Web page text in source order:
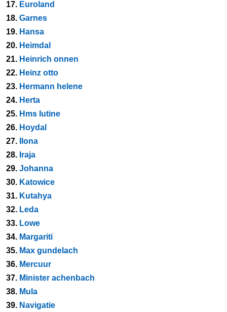
17. Euroland
18. Garnes
19. Hansa
20. Heimdal
21. Heinrich onnen
22. Heinz otto
23. Hermann helene
24. Herta
25. Hms lutine
26. Hoydal
27.
Ilona
28. Iraja
29. Johanna
30. Katowice
31. Kutahya
32. Leda
33. Lowe
34. Margariti
35. Max gundelach
36. Mercuur
37. Minister achenbach
38. Mula
39. Navigatie